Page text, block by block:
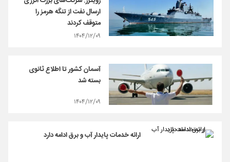
ارسال نفت از تنگه هرمز را
متوقف کردند
۱۴۰۴/۱۲/۰۹
آسمان کشور تا اطلاع ثانوی
بسته شد
۱۴۰۴/۱۲/۰۹
ارائه خدمات پایدار آب و برق ادامه دارد